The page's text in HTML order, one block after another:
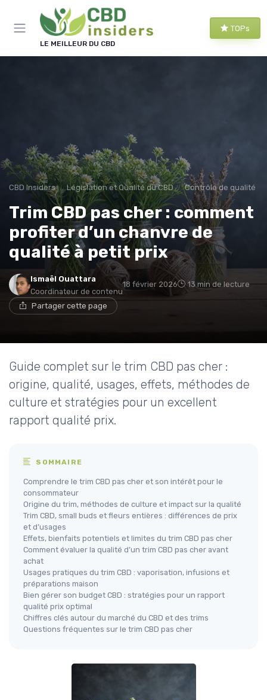
LE MEILLEUR DU CBD
TOPs
CBD Insiders Législation et Qualité du CBD Contrôle de qualité
Trim CBD pas cher : comment
profiter d’un chanvre de
qualité à petit prix
Ismaël Ouattara
Coordinateur de contenu
18 février 2026 13 min de lecture
Partager cette page
Guide complet sur le trim CBD pas cher :
origine, qualité, usages, effets, méthodes de
culture et stratégies pour un excellent
rapport qualité prix.
SOMMAIRE
Comprendre le trim CBD pas cher et son intérêt pour le
consommateur
Origine du trim, méthodes de culture et impact sur la qualité
Trim CBD, small buds et fleurs entières : différences de prix
et d’usages
Effets, bienfaits potentiels et limites du trim CBD pas cher
Comment évaluer la qualité d’un trim CBD pas cher avant
achat
Usages pratiques du trim CBD : vaporisation, infusions et
préparations maison
Bien gérer son budget CBD : stratégies pour un rapport
qualité prix optimal
Chiffres clés autour du marché du CBD et des trims
Questions fréquentes sur le trim CBD pas cher
Panneau de gestion des cookies